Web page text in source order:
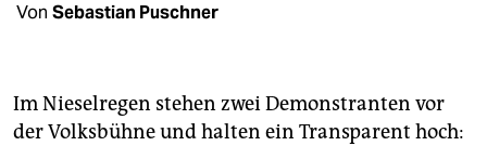
abo
Von Sebastian Puschner
Im Nieselregen stehen zwei Demonstranten vor
der Volksbühne und halten ein Transparent hoch: